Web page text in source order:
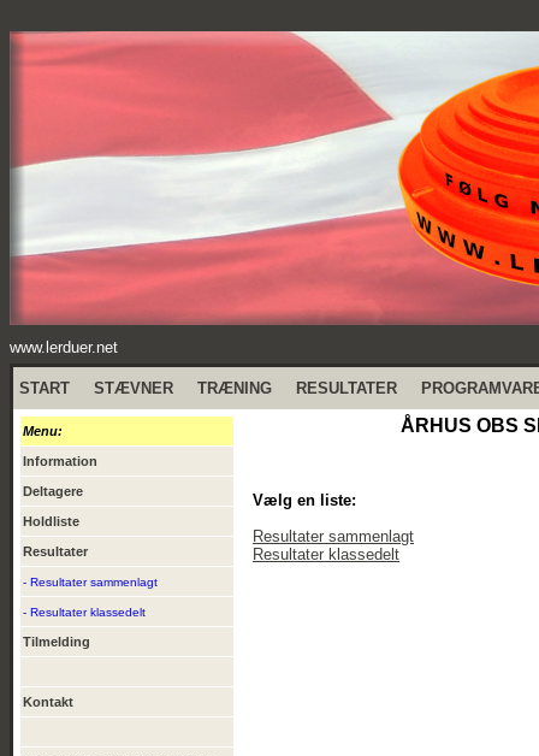
www.lerduer.net
START STÆVNER TRÆNING RESULTATER
Menu:
Information
Deltagere
Holdliste
Resultater
- Resultater sammenlagt
- Resultater klassedelt
Tilmelding
Kontakt
ÅRHUS OBS
Vælg en liste:
Resultater sammenlagt
Resultater klassedelt